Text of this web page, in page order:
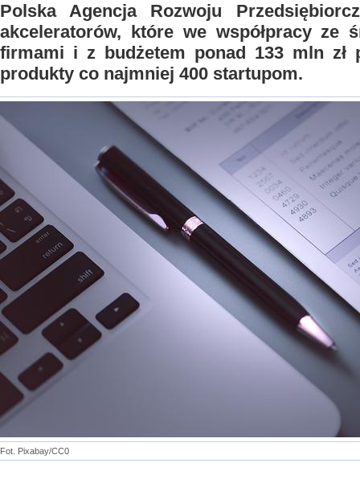
Polska Agencja Rozwoju
akceleratorów, które we współpracy ze
firmami i z budżetem ponad 133 mln zł
produkty co najmniej 400 startupom.
Fot. Pixabay/CC0